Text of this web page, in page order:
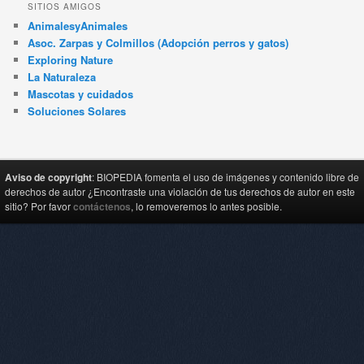
SITIOS AMIGOS
AnimalesyAnimales
Asoc. Zarpas y Colmillos (Adopción perros y gatos)
Exploring Nature
La Naturaleza
Mascotas y cuidados
Soluciones Solares
Aviso de copyright: BIOPEDIA fomenta el uso de imágenes y contenido libre de
derechos de autor ¿Encontraste una violación de tus derechos de autor en este
sitio? Por favorcontáctenos, lo removeremos lo antes posible.